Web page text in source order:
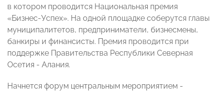
в котором проводится Национальная премия
«Бизнес-Успех». На одной площадке соберутся главы
муниципалитетов, предприниматели, бизнесмены,
банкиры и финансисты. Премия проводится при
поддержке Правительства Республики Северная
Осетия - Алания.
Начнется форум центральным мероприятием -